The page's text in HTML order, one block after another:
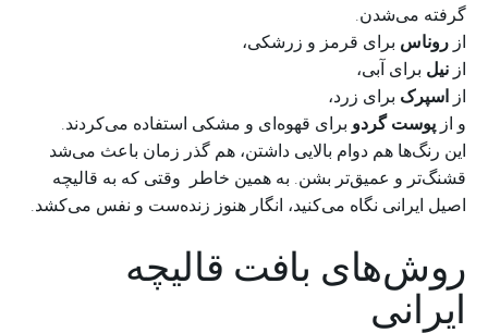
گرفته می‌شدن.
از روناس برای قرمز و زرشکی،
از نیل برای آبی،
از اسپرک برای زرد،
و از پوست گردو برای قهوه‌ای و مشکی استفاده می‌کردند.
این رنگ‌ها هم دوام بالایی داشتن، هم گذر زمان باعث می‌شد
قشنگ‌تر و عمیق‌تر بشن. به همین خاطر وقتی که به قالیچه
اصیل ایرانی نگاه می‌کنید، انگار هنوز زنده‌ست و نفس می‌کشد.
روش‌های بافت قالیچه
ایرانی